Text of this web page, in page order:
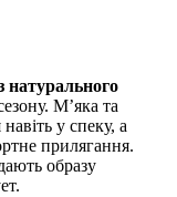
натурального
М’яка та
у спеку, а
прилягання.
образу